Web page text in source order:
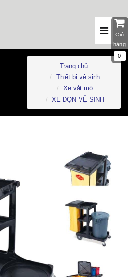
Giỏ
hàng
0
Trang chủ
Thiết bị vệ sinh
Xe vắt mó
XE DỌN VỆ SINH